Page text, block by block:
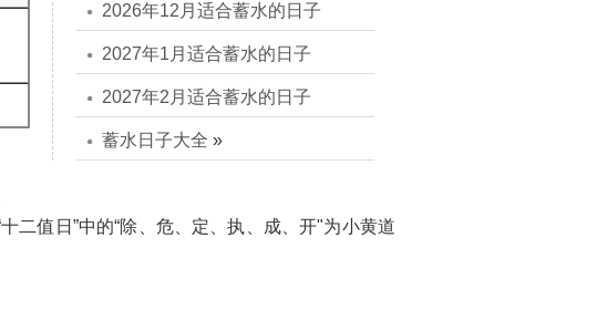
2026年12月适合蓄水的日子
2027年1月适合蓄水的日子
2027年2月适合蓄水的日子
蓄水日子大全 »
二值日”中的“除、危、定、执、成、开"为小黄道